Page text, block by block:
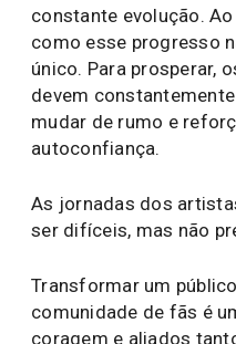
constante evolução.
como esse progresso
único. Para prosperar,
devem
mudar de rumo e
autoconfiança.
As jornadas dos
ser difíceis, mas não
Transformar um
comunidade de fãs é
coragem e aliados